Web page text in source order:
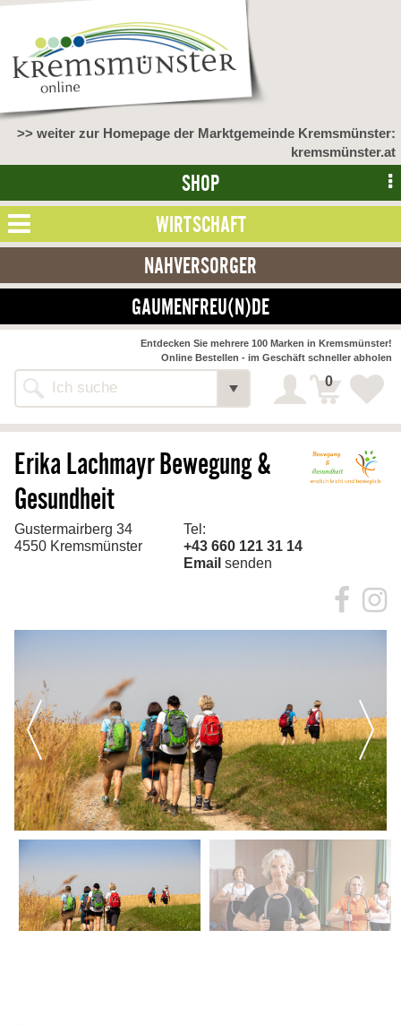
>> weiter zur Homepage der Marktgemeinde Kremsmünster:
kremsmünster.at
SHOP
WIRTSCHAFT
NAHVERSORGER
GAUMENFREU(N)DE
Alle Webseiten
Entdecken Sie mehrere 100 Marken in Kremsmünster!
Online Bestellen - im Geschäft schneller abholen
0
zurück
Startseite
Über mich
Leistungen
Erika Lachmayr Bewegung &
Gesundheit
Gustermairberg 34
4550 Kremsmünster
Tel:
+43 660 121 31 14
Email senden